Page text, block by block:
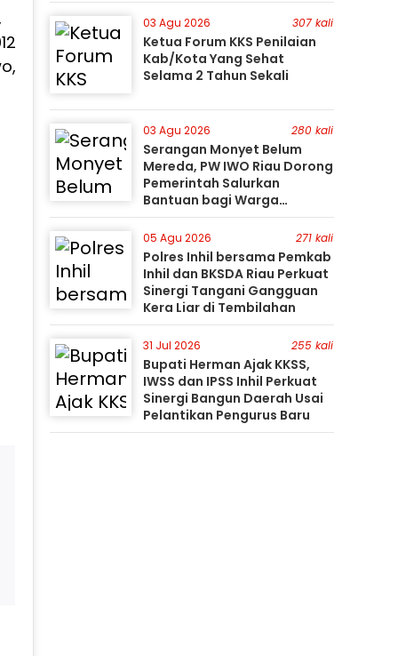
03 Agu 2026 307 kali
Ketua Forum KKS Penilaian
Kab/Kota Yang Sehat
Selama 2 Tahun Sekali
03 Agu 2026 280 kali
Serangan Monyet Belum
Mereda, PW IWO Riau Dorong
Pemerintah Salurkan
Bantuan bagi Warga
Terdampak
05 Agu 2026 271 kali
Polres Inhil bersama Pemkab
Inhil dan BKSDA Riau Perkuat
Sinergi Tangani Gangguan
Kera Liar di Tembilahan
31 Jul 2026 255 kali
Bupati Herman Ajak KKSS,
IWSS dan IPSS Inhil Perkuat
Sinergi Bangun Daerah Usai
Pelantikan Pengurus Baru